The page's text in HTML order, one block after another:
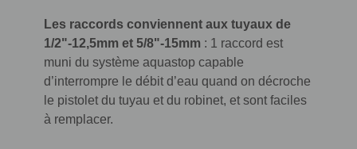
Les raccords conviennent aux tuyaux de
1/2"-12,5mm et 5/8"-15mm : 1 raccord est
muni du système aquastop capable
d’interrompre le débit d’eau quand on décroche
le pistolet du tuyau et du robinet, et sont faciles
à remplacer.